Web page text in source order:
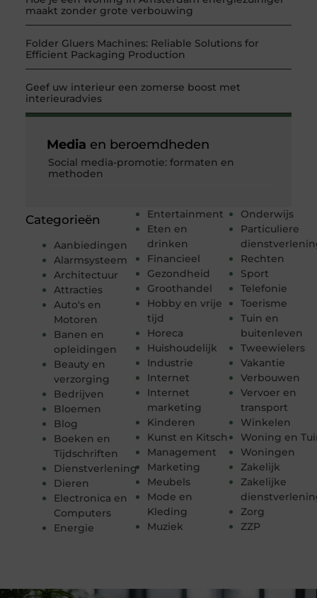
maakt zonder grote verbouwing
Folder Gluers Machines: Reliable Solutions for
Efficient Packaging Production
Geef uw interieur een zomerse boost met
interieuradvies
Categorieën
Aanbiedingen
Alarmsysteem
Architectuur
Attracties
Auto's en
Motoren
Banen en
opleidingen
Beauty en
verzorging
Bedrijven
Bloemen
Blog
Boeken en
Tijdschriften
Dienstverlening
Dieren
Electronica en
Computers
Energie
Entertainment
Eten en
drinken
Financieel
Gezondheid
Groothandel
Hobby en vrije
tijd
Horeca
Huishoudelijk
Industrie
Internet
Internet
marketing
Kinderen
Kunst en Kitsch
Management
Marketing
Meubels
Mode en
Kleding
Muziek
Onderwijs
Particuliere
Rechten
Sport
Telefonie
Toerisme
Tuin en
buitenleven
Tweewielers
Vakantie
Verbouwen
Vervoer en
transport
Winkelen
Woning en
Woningen
Zakelijk
Zakelijke
Zorg
ZZP
Media en beroemdheden
Social media-promotie: formaten en
methoden